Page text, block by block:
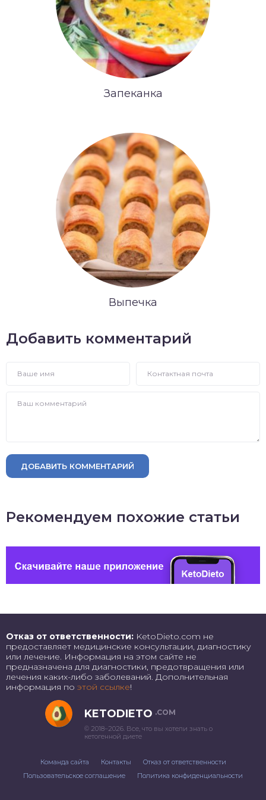
Запеканка
Выпечка
Добавить комментарий
ДОБАВИТЬ КОММЕНТАРИЙ
Рекомендуем похожие статьи
Отказ от ответственности: KetoDieto.com не
предоставляет медицинские консультации, диагностику
или лечение. Информация на этом сайте не
предназначена для диагностики, предотвращения или
лечения каких-либо заболеваний. Дополнительная
информация по этой ссылке!
KETODIETO .COM
© 2018–2026. Все, что вы хотели знать о
кетогенной диете
Команда сайта Контакты
Отказ от ответственности
Пользовательское соглашение
Политика конфиденциальности